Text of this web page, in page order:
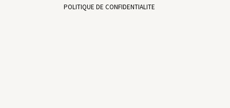
POLITIQUE DE CONFIDENTIALITE